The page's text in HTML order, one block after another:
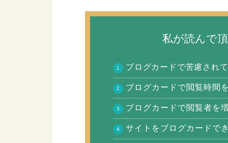
私が読んで
ブログカードで苦慮され
ブログカードで閲覧時間
ブログカードで閲覧者を
サイトをブログカードで